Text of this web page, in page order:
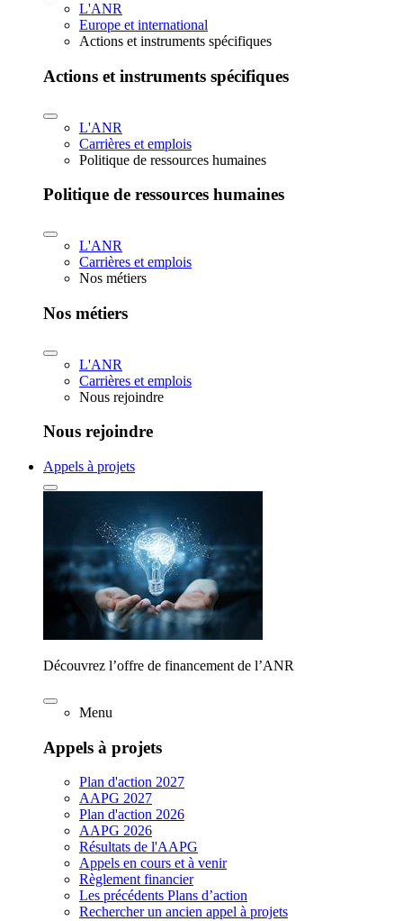
L'ANR
Europe et international
Actions et instruments spécifiques
Actions et instruments spécifiques
L'ANR
Carrières et emplois
Politique de ressources humaines
Politique de ressources humaines
L'ANR
Carrières et emplois
Nos métiers
Nos métiers
L'ANR
Carrières et emplois
Nous rejoindre
Nous rejoindre
Appels à projets
Découvrez l’offre de financement de l’ANR
Menu
Appels à projets
Plan d'action 2027
AAPG 2027
Plan d'action 2026
AAPG 2026
Résultats de l'AAPG
Appels en cours et à venir
Règlement financier
Les précédents Plans d’action
Rechercher un ancien appel à projets